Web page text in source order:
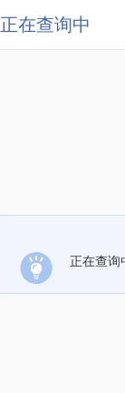
正在查询中
正在查询